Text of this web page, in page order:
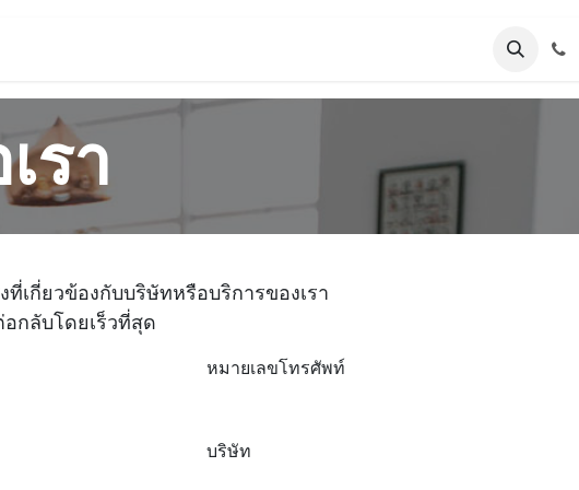
รา
ที่เกี่ยวข้องกับบริษัทหรือบริการของเรา
กลับโดยเร็วที่สุด
หมายเลขโทรศัพท์
บริษัท